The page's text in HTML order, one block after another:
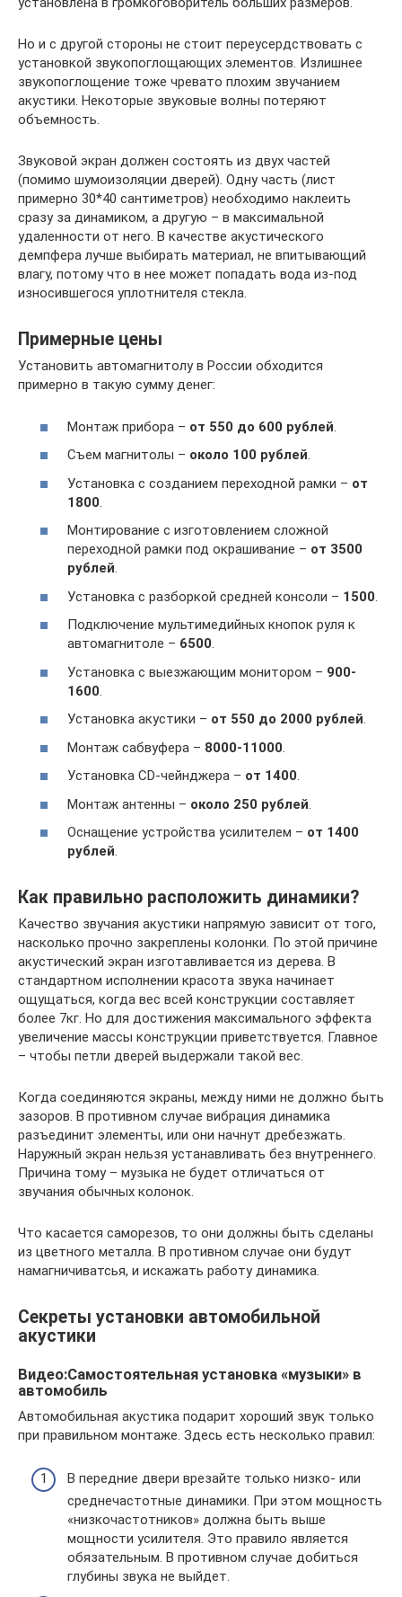
Но и с другой стороны не стоит переусердствовать с
установкой звукопоглощающих элементов. Излишнее
звукопоглощение тоже чревато плохим звучанием
акустики. Некоторые звуковые волны потеряют
объемность.
Звуковой экран должен состоять из двух частей
(помимо шумоизоляции дверей). Одну часть (лист
примерно 30*40 сантиметров) необходимо наклеить
сразу за динамиком, а другую – в максимальной
удаленности от него. В качестве акустического
демпфера лучше выбирать материал, не впитывающий
влагу, потому что в нее может попадать вода из-под
износившегося уплотнителя стекла.
Примерные цены
Установить автомагнитолу в России обходится
примерно в такую сумму денег:
Монтаж прибора – от 550 до 600 рублей.
Съем магнитолы – около 100 рублей.
Установка с созданием переходной рамки – от
1800.
Монтирование с изготовлением сложной
переходной рамки под окрашивание – от 3500
рублей.
Установка с разборкой средней консоли – 1500.
Подключение мультимедийных кнопок руля к
автомагнитоле – 6500.
Установка с выезжающим монитором – 900-
1600.
Установка акустики – от 550 до 2000 рублей.
Монтаж сабвуфера – 8000-11000.
Установка CD-чейнджера – от 1400.
Монтаж антенны – около 250 рублей.
Оснащение устройства усилителем – от 1400
рублей.
Как правильно расположить динамики?
Качество звучания акустики напрямую зависит от того,
насколько прочно закреплены колонки. По этой причине
акустический экран изготавливается из дерева. В
стандартном исполнении красота звука начинает
ощущаться, когда вес всей конструкции составляет
более 7кг. Но для достижения максимального эффекта
увеличение массы конструкции приветствуется. Главное
– чтобы петли дверей выдержали такой вес.
Когда соединяются экраны, между ними не должно быть
зазоров. В противном случае вибрация динамика
разъединит элементы, или они начнут дребезжать.
Наружный экран нельзя устанавливать без внутреннего.
Причина тому – музыка не будет отличаться от
звучания обычных колонок.
Что касается саморезов, то они должны быть сделаны
из цветного металла. В противном случае они будут
намагничиватсья, и искажать работу динамика.
Секреты установки автомобильной
акустики
Видео:Самостоятельная установка «музыки» в
автомобиль
Автомобильная акустика подарит хороший звук только
при правильном монтаже. Здесь есть несколько правил:
В передние двери врезайте только низко- или
среднечастотные динамики. При этом мощность
«низкочастотников» должна быть выше
мощности усилителя. Это правило является
обязательным. В противном случае добиться
глубины звука не выйдет.